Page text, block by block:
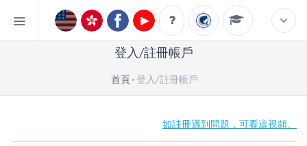
登入/註冊帳戶
首頁 登入/註冊帳戶
如註冊遇到問題，可看這視頻。